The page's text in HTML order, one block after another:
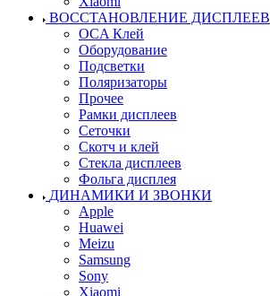
ВОССТАНОВЛЕНИЕ ДИСПЛЕЕВ
OCA Клей
Оборудование
Подсветки
Поляризаторы
Прочее
Рамки дисплеев
Сеточки
Скотч и клей
Стекла дисплеев
Фольга дисплея
ДИНАМИКИ И ЗВОНКИ
Apple
Huawei
Meizu
Samsung
Sony
Xiaomi